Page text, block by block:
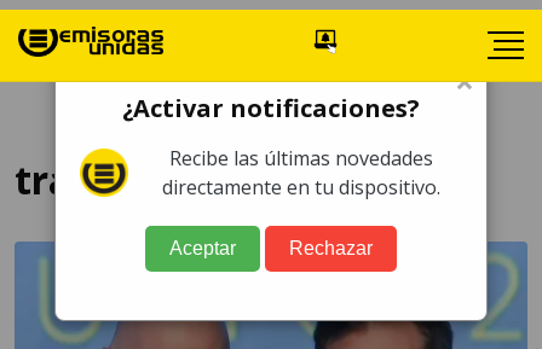
transparencia deportiva
×
¿Activar notificaciones?
Recibe las últimas novedades
directamente en tu dispositivo.
Aceptar Rechazar